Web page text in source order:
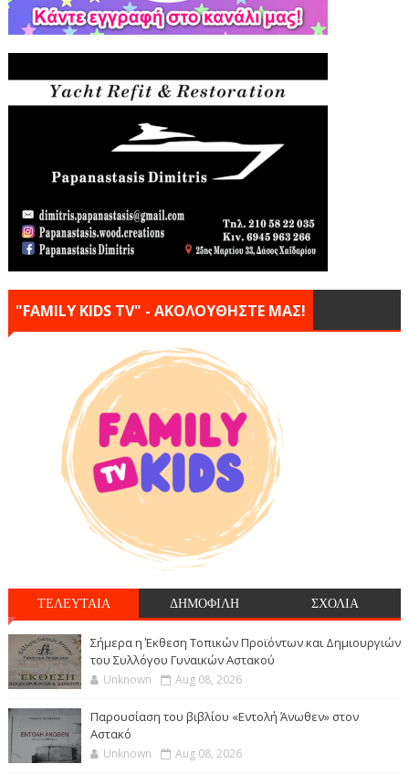
"FAMILY KIDS TV" - ΑΚΟΛΟΥΘΗΣΤΕ ΜΑΣ!
ΤΕΛΕΥΤΑΙΑ ΔΗΜΟΦΙΛΗ ΣΧΟΛΙΑ
Σήμερα η Έκθεση Τοπικών Προϊόντων και Δημιουργιών
του Συλλόγου Γυναικών Αστακού
Unknown Aug 08, 2026
Παρουσίαση του βιβλίου «Εντολή Άνωθεν» στον
Αστακό
Unknown Aug 08, 2026